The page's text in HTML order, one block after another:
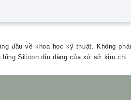
đầu về khoa học kỹ thuật. Không phải
lũng Silicon dịu dàng của xứ sở kim chi.